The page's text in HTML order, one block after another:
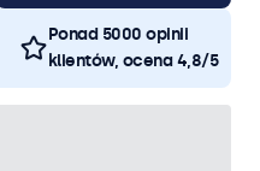
Ponad 5000 opinii
klientów, ocena 4,8/5